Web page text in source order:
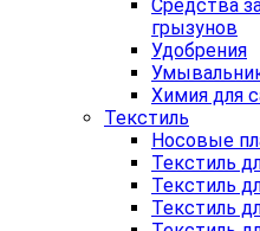
Средства
грызунов
Удобрения
Химия для
Текстиль
Носовые
Текстиль
Текстиль
Текстиль